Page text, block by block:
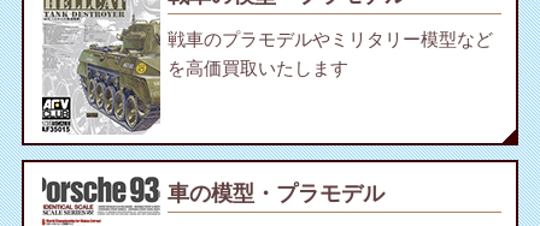
戦車のプラモデルやミリタリー模型など
を高価買取いたします
車の模型・プラモデル